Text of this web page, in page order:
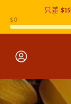
只差
登